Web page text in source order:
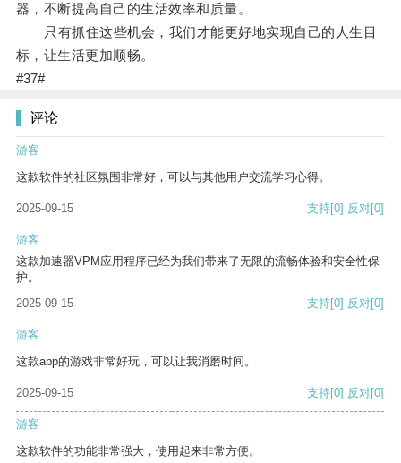
器，不断提高自己的生活效率和质量。
只有抓住这些机会，我们才能更好地实现自己的人生目
标，让生活更加顺畅。
#37#
评论
游客
这款软件的社区氛围非常好，可以与其他用户交流学习心得。
2025-09-15 支持[0] 反对[0]
游客
这款加速器VPM应用程序已经为我们带来了无限的流畅体验和安全性保
护。
2025-09-15
支持[0] 反对[0]
游客
这款app的游戏非常好玩，可以让我消磨时间。
2025-09-15 支持[0] 反对[0]
游客
这款软件的功能非常强大，使用起来非常方便。